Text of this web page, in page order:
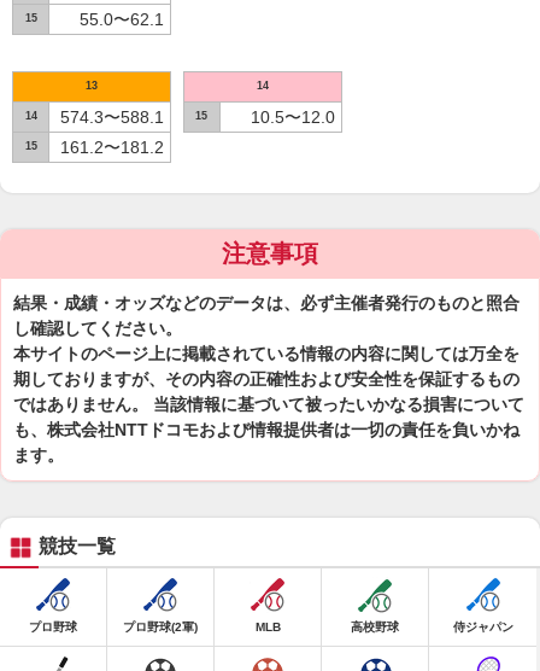
15 55.0〜62.1
13
14 574.3〜588.1
15 161.2〜181.2
14
15 10.5〜12.0
注意事項
結果・成績・オッズなどのデータは、必ず主催者発行のものと照合
し確認してください。
本サイトのページ上に掲載されている情報の内容に関しては万全を
期しておりますが、その内容の正確性および安全性を保証するもの
ではありません。 当該情報に基づいて被ったいかなる損害について
も、株式会社NTTドコモおよび情報提供者は一切の責任を負いかね
ます。
競技一覧
プロ野球 プロ野球(2軍) MLB 高校野球 侍ジャパン